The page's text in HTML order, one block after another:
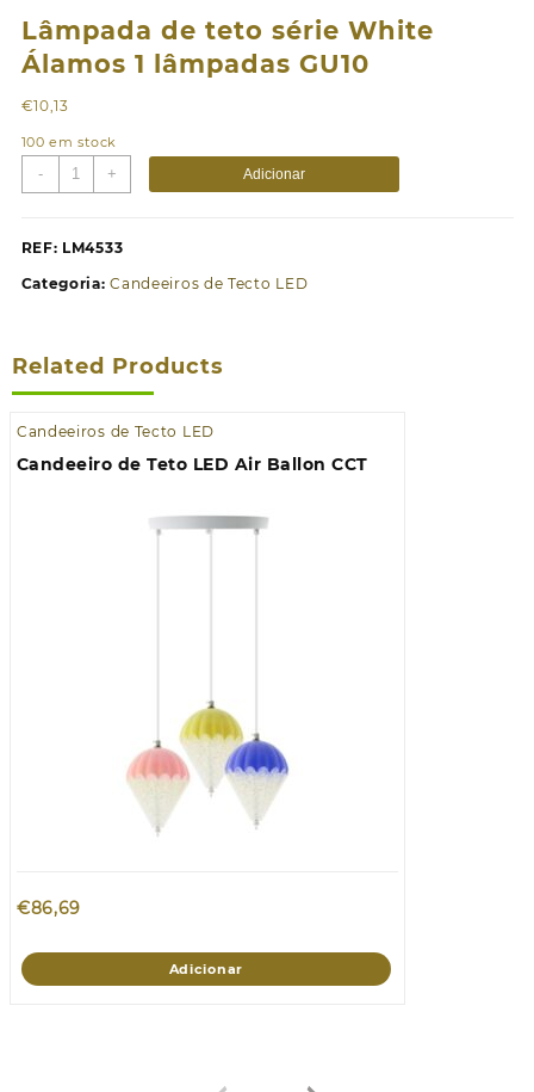
Lâmpada de teto série White
Álamos 1 lâmpadas GU10
€10,13
100 em stock
-
Quantidade
de
de
série
1
lâmpadas
+ Adicionar
REF: LM4533
Categoria:Candeeiros de Tecto LED
Related Products
Candeeiros de Tecto LED
Candeeiro de Teto LED Air Ballon CCT
€86,69
Adicionar